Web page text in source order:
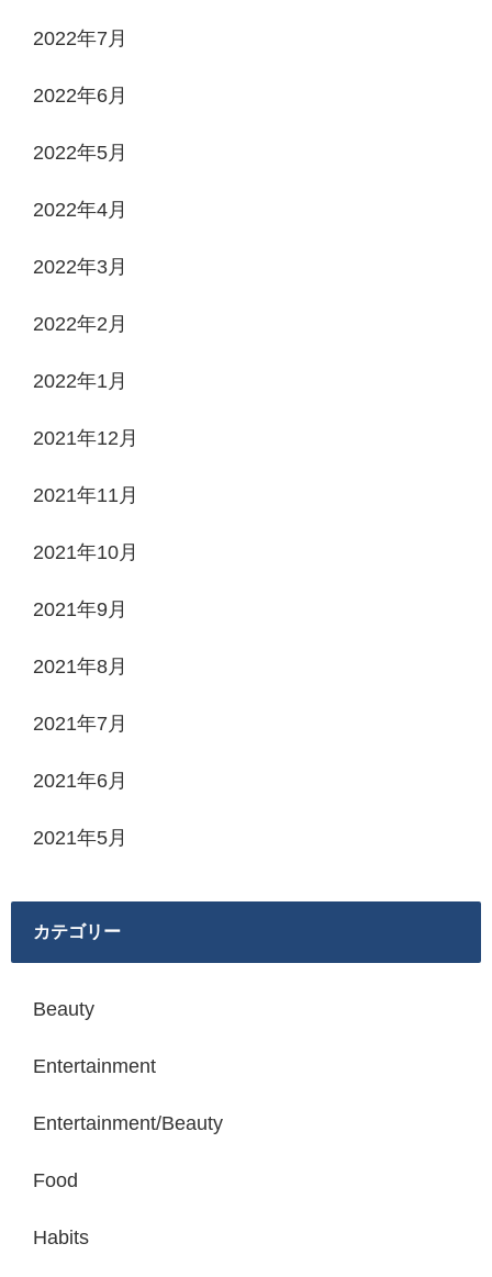
2022年7月
2022年6月
2022年5月
2022年4月
2022年3月
2022年2月
2022年1月
2021年12月
2021年11月
2021年10月
2021年9月
2021年8月
2021年7月
2021年6月
2021年5月
カテゴリー
Beauty
Entertainment
Entertainment/Beauty
Food
Habits